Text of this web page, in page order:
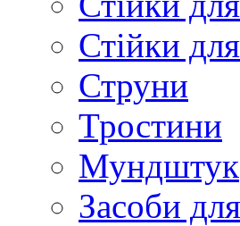
Стійки
Струни
Тростини
Мундштук
Засоби